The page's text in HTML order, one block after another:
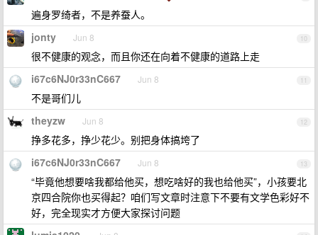
遍身罗绮者，不是养蚕人。
10
jonty Jun 8
很不健康的观念，而且你还在向着不健康的道路上走
11
i67c6NJ0r33nC667 Jun 8
不是哥们儿
12
theyzw Jun 8
挣多花多，挣少花少。别把身体搞垮了
13
i67c6NJ0r33nC667 Jun 8
“毕竟他想要啥我都给他买，想吃啥好的我也给他买”，小孩要北
京四合院你也买得起？咱们写文章时注意下不要有文学色彩好不
好，完全现实才方便大家探讨问题